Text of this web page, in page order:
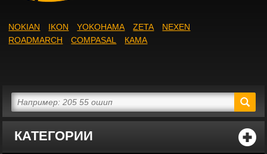
КАТЕГОРИИ
NOKIAN IKON YOKOHAMA ZETA
NEXEN
ROADMARCH
COMPASAL КАМА